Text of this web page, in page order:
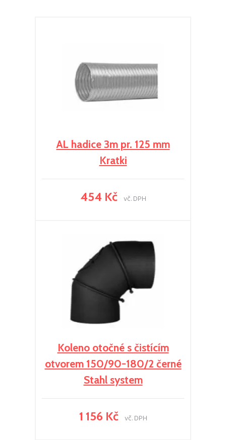
AL hadice 3m pr. 125 mm
Kratki
454 Kč vč. DPH
Koleno otočné s čistícím
otvorem 150/90-180/2 černé
Stahl system
1 156 Kč vč. DPH